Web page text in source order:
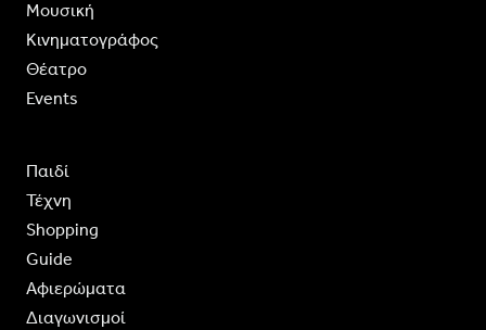
Moυσική
Κινηματογράφος
Θέατρο
Events
Παιδί
Τέχνη
Shopping
Guide
Aφιερώματα
Διαγωνισμοί